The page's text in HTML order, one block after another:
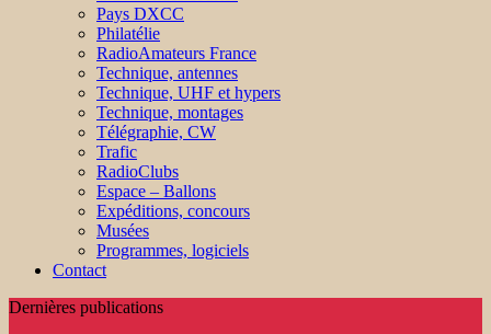
Pays DXCC
Philatélie
RadioAmateurs France
Technique, antennes
Technique, UHF et hypers
Technique, montages
Télégraphie, CW
Trafic
RadioClubs
Espace – Ballons
Expéditions, concours
Musées
Programmes, logiciels
Contact
Dernières publications